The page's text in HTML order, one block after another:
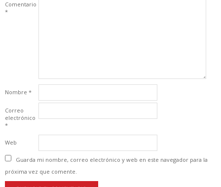
Comentario
*
Nombre *
Correo
electrónico
*
Web
Guarda mi nombre, correo electrónico y web en este navegador para la
próxima vez que comente.